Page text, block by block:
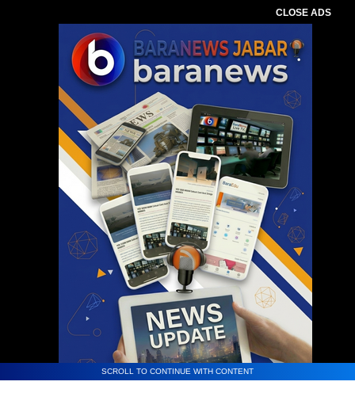
CLOSE ADS
SCROLL TO CONTINUE WITH CONTENT